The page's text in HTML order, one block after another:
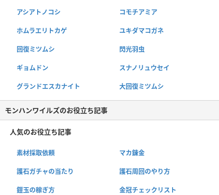
アシアトノコシ コモチアミア
ホムラエリトカゲ ユキダマコガネ
回復ミツムシ 閃光羽虫
ギョムドン スナノリュウセイ
グランドエスカナイト 大回復ミツムシ
モンハンワイルズのお役立ち記事
人気のお役立ち記事
素材採取依頼 マカ錬金
護石ガチャの当たり 護石周回のやり方
鎧玉の稼ぎ方 金冠チェックリスト